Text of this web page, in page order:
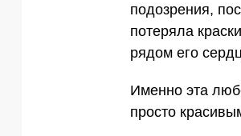
подозрения,
потеряла
рядом его
Именно эта
просто